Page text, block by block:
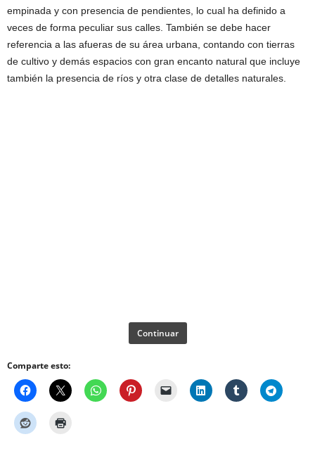
empinada y con presencia de pendientes, lo cual ha definido a
veces de forma peculiar sus calles. También se debe hacer
referencia a las afueras de su área urbana, contando con tierras
de cultivo y demás espacios con gran encanto natural que incluye
también la presencia de ríos y otra clase de detalles naturales.
Continuar
Comparte esto: